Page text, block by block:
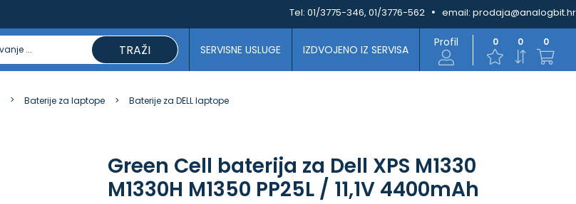
Tel: 01/3775-346, 01/3776-562 email: prodaja@analogbit.hr
TRAŽI SERVISNE USLUGE IZDVOJENO IZ SERVISA
0
0
0
Profil
Baterije za laptope Baterije za DELL laptope
Green Cell baterija za Dell XPS M1330
M1330H M1350 PP25L / 11,1V 4400mAh